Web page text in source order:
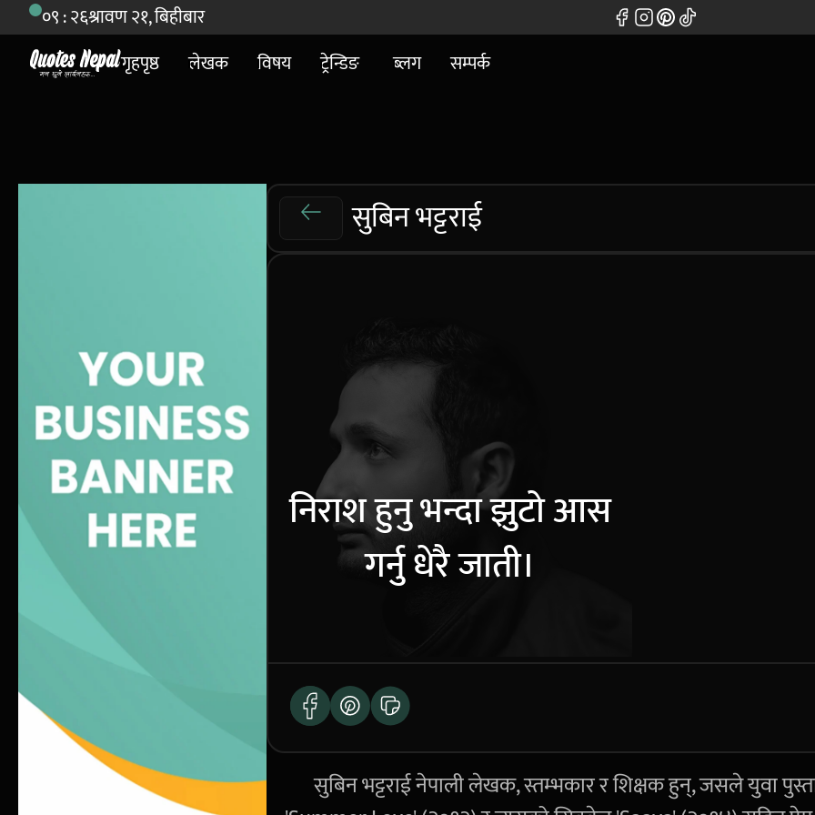
०९ : २६श्रावण २१, बिहीबार
गृहपृष्ठ
लेखक विषय ट्रेन्डिङ ब्लग सम्पर्क
सुबिन भट्टराई
निराश हुनु भन्दा झुटो आस
गर्नु धेरै जाती।
सुबिन भट्टराई नेपाली लेखक, स्तम्भकार र शिक्षक हुन्, जसले युवा